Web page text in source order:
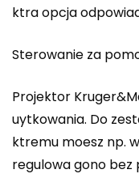
ktra opcja
Sterowanie za
Projektor
uytkowania. Do
ktremu moesz np.
regulowa gono bez